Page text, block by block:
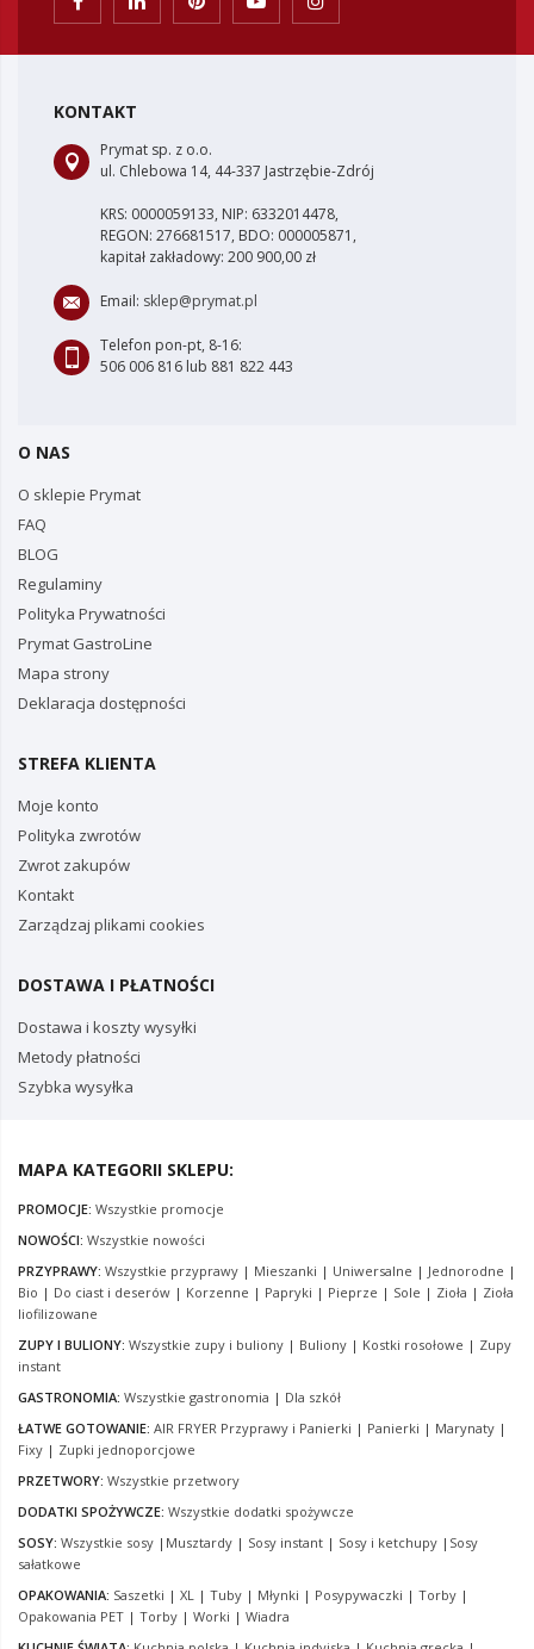
KONTAKT
Prymat sp. z o.o.
ul. Chlebowa 14, 44-337 Jastrzębie-Zdrój
KRS: 0000059133, NIP: 6332014478,
REGON: 276681517, BDO: 000005871,
kapitał zakładowy: 200 900,00 zł
Email: sklep@prymat.pl
Telefon pon-pt, 8-16:
506 006 816 lub 881 822 443
O NAS
O sklepie Prymat
FAQ
BLOG
Regulaminy
Polityka Prywatności
Prymat GastroLine
Mapa strony
Deklaracja dostępności
STREFA KLIENTA
Moje konto
Polityka zwrotów
Zwrot zakupów
Kontakt
Zarządzaj plikami cookies
DOSTAWA I PŁATNOŚCI
Dostawa i koszty wysyłki
Metody płatności
Szybka wysyłka
MAPA KATEGORII SKLEPU:
PROMOCJE: Wszystkie promocje
NOWOŚCI: Wszystkie nowości
PRZYPRAWY: Wszystkie przyprawy | Mieszanki | Uniwersalne | Jednorodne |
Bio | Do ciast i deserów | Korzenne | Papryki | Pieprze | Sole | Zioła | Zioła
liofilizowane
ZUPY I BULIONY: Wszystkie zupy i buliony | Buliony | Kostki rosołowe | Zupy
instant
GASTRONOMIA: Wszystkie gastronomia | Dla szkół
ŁATWE GOTOWANIE: AIR FRYER Przyprawy i Panierki | Panierki | Marynaty |
Fixy | Zupki jednoporcjowe
PRZETWORY: Wszystkie przetwory
DODATKI SPOŻYWCZE: Wszystkie dodatki spożywcze
SOSY: Wszystkie sosy | Musztardy | Sosy instant | Sosy i ketchupy | Sosy
sałatkowe
OPAKOWANIA: Saszetki | XL | Tuby | Młynki | Posypywaczki | Torby |
Opakowania PET | Torby | Worki | Wiadra